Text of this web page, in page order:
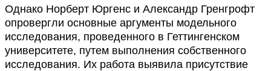
Однако Норберт Юргенс и Александр Гренгрофт
опровергли основные аргументы модельного
исследования, проведенного в Геттингенском
университете, путем выполнения собственного
исследования. Их работа выявила присутствие